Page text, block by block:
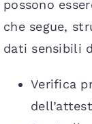
possono
che segue,
dati sensibili
Verifica